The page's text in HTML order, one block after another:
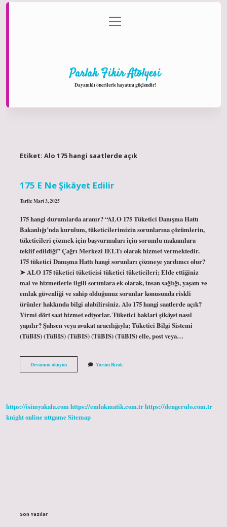
Gizlilik Politikası
menüyü
aç
Parlak Fikir Atölyesi
Dayanıklı önerilerle hayatını güçlendir!
Etiket: Alo 175 hangi saatlerde açık
175 E Ne Şikâyet Edilir
Tarih: Mart 3, 2025
175 hangi durumlarda aranır? “ALO 175 Tüketici Danışma Hattı
Bakanlığı’nda kurulum, tüketicilerimizin sorunlarına çözümlerin,
tüketicileri çözmek için başvurmaları için sorumlu makamlara
teklif edildiği” Çağrı Merkezi IELTı olarak hizmet vermektedir.
175 tüketici Danışma Hattı hangi sorunları çözmeye yardımcı olur?
➤ ALO 175 tüketici tüketicisi tüketici tüketicileri; Elde ettiğiniz
mal ve hizmetlerle ilgili sorunlara ek olarak, insan sağlığı, yaşam ve
emlak güvenliği ve sahip olduğunuz sorunlar konusunda riskli
ürünler hakkında bilgi alabilirsiniz. Alo 175 hangi saatlerde açık?
Yirmi dört saat hizmet ediyorlar. Tüketici haklari şikâyet nasıl
yapılır? Şahsen veya avukat aracılığıyla; Tüketici Bilgi Sistemi
(TüBIS) (TüBIS) (TüBIS) (TüBIS) (TüBIS) elle, post veya…
Devamını okuyun175
E
Yorum Bırak
https://isimyakala.comhttps://emlakmatik.com.trhttps://dengerulo.com.tr
knight onlinenttgameSitemap
Son Yazılar